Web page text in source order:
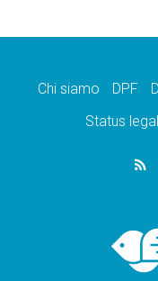
Chi siamo DPF
Status